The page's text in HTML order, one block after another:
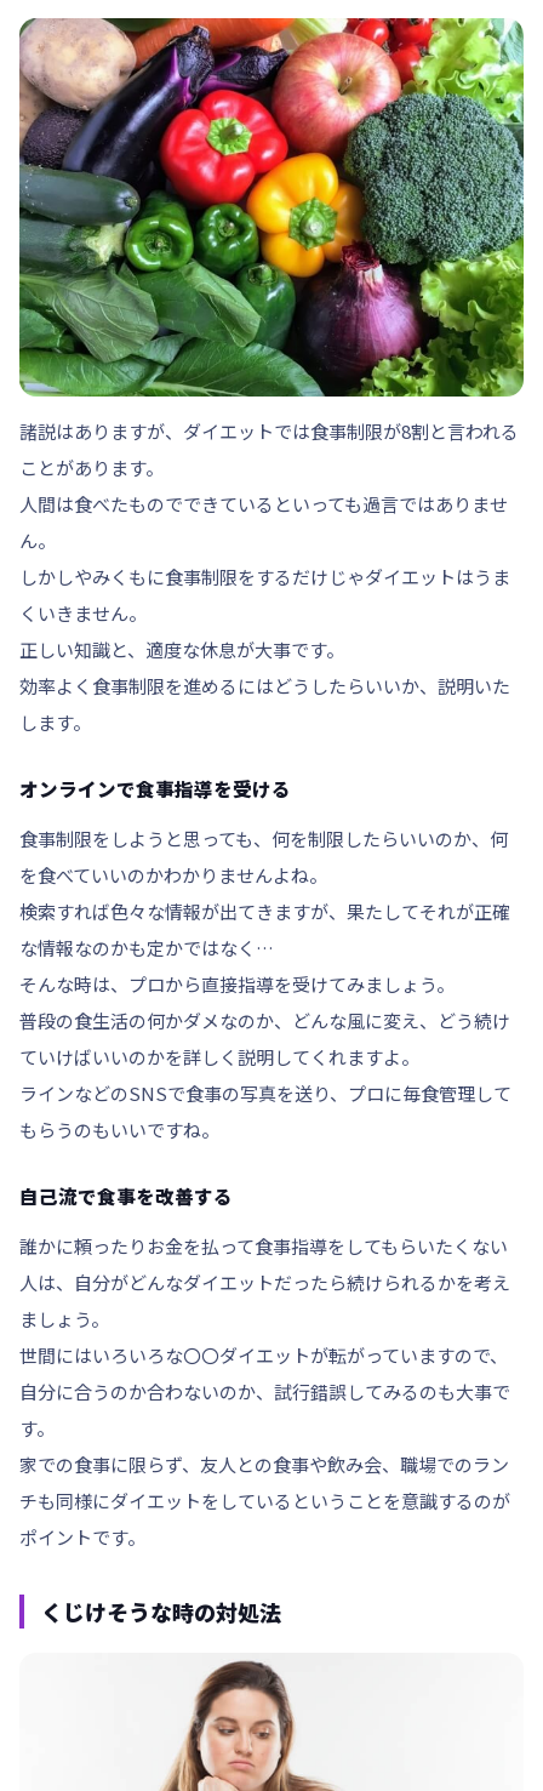
諸説はありますが、ダイエットでは食事制限が8割と言われる
ことがあります。
人間は食べたものでできているといっても過言ではありませ
ん。
しかしやみくもに食事制限をするだけじゃダイエットはうま
くいきません。
正しい知識と、適度な休息が大事です。
効率よく食事制限を進めるにはどうしたらいいか、説明いた
します。
オンラインで食事指導を受ける
食事制限をしようと思っても、何を制限したらいいのか、何
を食べていいのかわかりませんよね。
検索すれば色々な情報が出てきますが、果たしてそれが正確
な情報なのかも定かではなく…
そんな時は、 プロから直接指導を受けてみましょう。
普段の食生活の何かダメなのか、どんな風に変え、どう続け
ていけばいいのかを詳しく説明してくれますよ。
ラインなどのSNSで食事の写真を送り、プロに毎食管理して
もらうのもいいですね。
自己流で食事を改善する
誰かに頼ったりお金を払って食事指導をしてもらいたくない
人は、 自分がどんなダイエットだったら続けられるかを考え
ましょう。
世間にはいろいろな〇〇ダイエットが転がっていますので、
自分に合うのか合わないのか、試行錯誤してみるのも大事で
す。
家での食事に限らず、 友人との食事や飲み会、職場でのラン
チも同様にダイエットをしているということを意識するのが
ポイントです。
くじけそうな時の対処法